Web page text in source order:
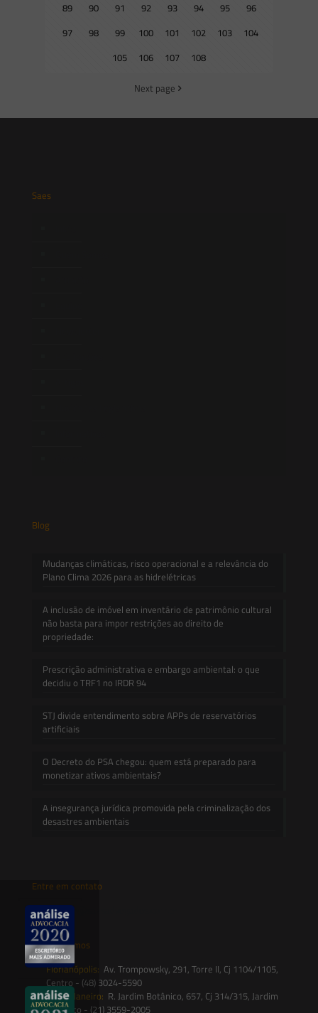
89
90 91 92 93 94 95
96
97
98 99 100 101 102 103
104
105
106 107 108
Next page
Saes
Blog
Mudanças climáticas, risco operacional e a relevância do
Plano Clima 2026 para as hidrelétricas
A inclusão de imóvel em inventário de patrimônio cultural
não basta para impor restrições ao direito de
propriedade:
Prescrição administrativa e embargo ambiental: o que
decidiu o TRF1 no IRDR 94
STJ divide entendimento sobre APPs de reservatórios
artificiais
O Decreto do PSA chegou: quem está preparado para
monetizar ativos ambientais?
A insegurança jurídica promovida pela criminalização dos
desastres ambientais
Entre em contato
contato@saesadvogados.com.br
Onde estamos
Florianópolis: Av. Trompowsky, 291, Torre II, Cj 1104/1105,
Centro - (48) 3024-5590
Rio de Janeiro: R. Jardim Botânico, 657, Cj 314/315, Jardim
Botânico - (21) 3559-2005